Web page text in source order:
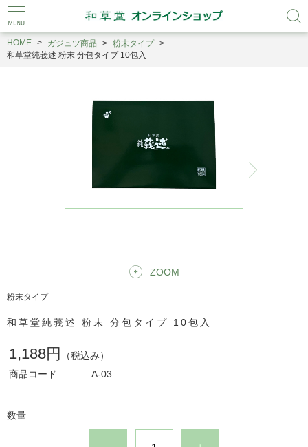
HOME ガジュツ商品
粉末タイプ
和草堂純莪述 粉末 分包タイプ 10包入
ZOOM
粉末タイプ
和草堂純莪述 粉末 分包タイプ 10包入
1,188円
（税込み）
商品コード
A-03
数量